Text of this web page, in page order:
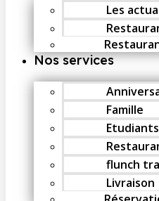
Les
Nos services
Famille
Etudiants
flunch
Livraison